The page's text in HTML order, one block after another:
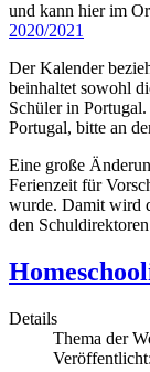
und kann hier im
2020/2021
Der Kalender
beinhaltet sowohl
Schüler in
Portugal, bitte an
Eine große
Ferienzeit für
wurde. Damit wird
den
Details
Thema der